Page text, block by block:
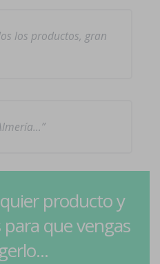
los productos, gran
producto y
que vengas